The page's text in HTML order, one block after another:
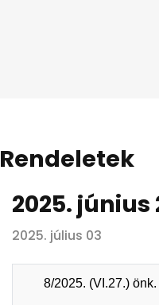
Rendeletek
2025. június
2025. július 03
8/2025. (VI.27.)